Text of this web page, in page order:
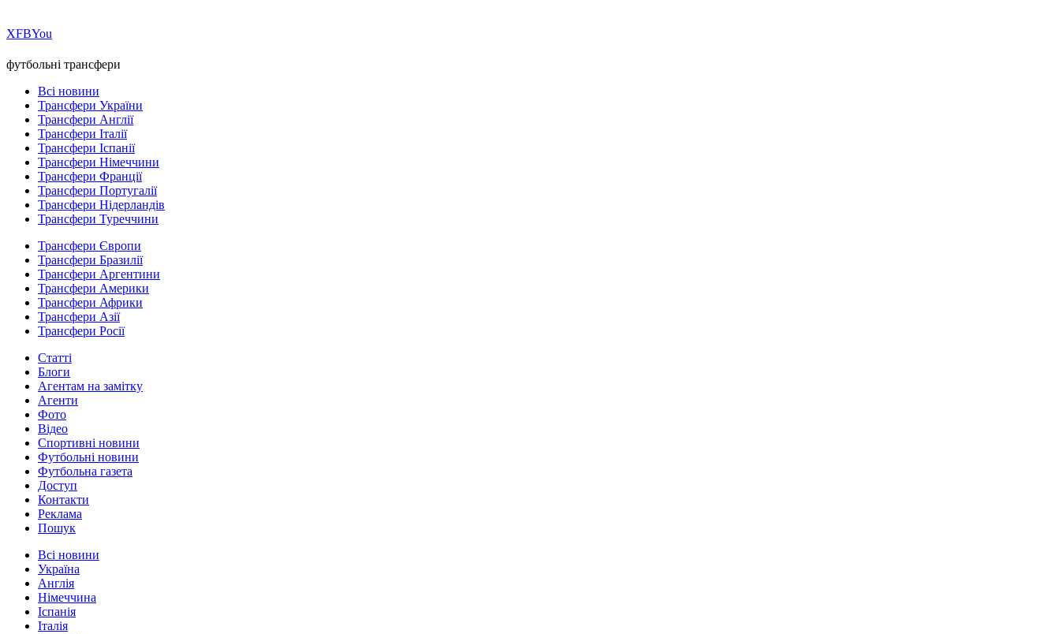
ХFBYou
футбольні трансфери
Всі новини
Трансфери України
Трансфери Англії
Трансфери Італії
Трансфери Іспанії
Трансфери Німеччини
Трансфери Франції
Трансфери Португалії
Трансфери Нідерландів
Трансфери Туреччини
Трансфери Європи
Трансфери Бразилії
Трансфери Аргентини
Трансфери Америки
Трансфери Африки
Трансфери Азії
Трансфери Росії
Статті
Блоги
Агентам на замітку
Агенти
Фото
Відео
Спортивні новини
Футбольні новини
Футбольна газета
Доступ
Контакти
Реклама
Пошук
Всі новини
Україна
Англія
Німеччина
Іспанія
Італія